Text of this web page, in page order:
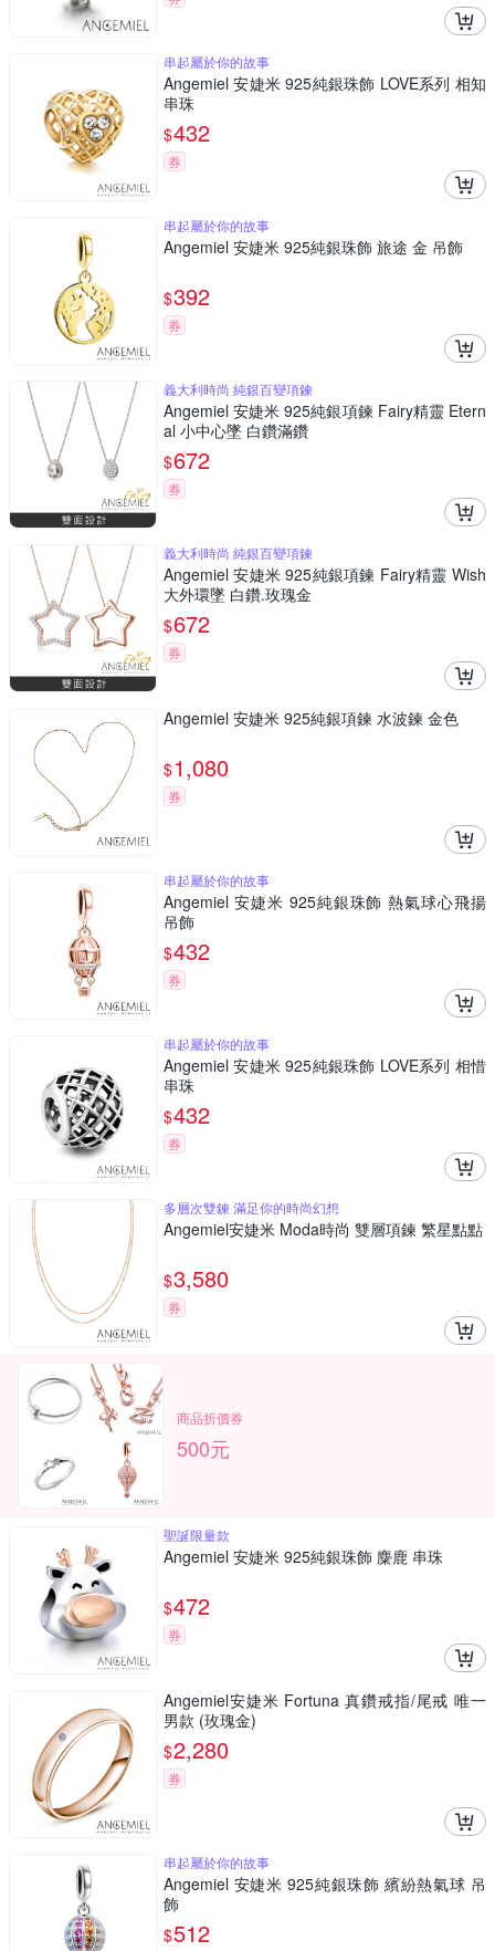
串起屬於你的故事
Angemiel 安婕米 925純銀珠飾 LOVE系列 相知
串珠
$432
券
串起屬於你的故事
Angemiel 安婕米 925純銀珠飾 旅途 金 吊飾
$392
券
義大利時尚 純銀百變項鍊
Angemiel 安婕米 925純銀項鍊 Fairy精靈 Etern
al 小中心墜 白鑽滿鑽
$672
券
義大利時尚 純銀百變項鍊
Angemiel 安婕米 925純銀項鍊 Fairy精靈 Wish
大外環墜 白鑽.玫瑰金
$672
券
Angemiel 安婕米 925純銀項鍊 水波鍊 金色
$1,080
券
串起屬於你的故事
Angemiel 安婕米 925純銀珠飾 熱氣球心飛揚
吊飾
$432
券
串起屬於你的故事
Angemiel 安婕米 925純銀珠飾 LOVE系列 相惜
串珠
$432
券
多層次雙鍊 滿足你的時尚幻想
Angemiel安婕米 Moda時尚 雙層項鍊 繁星點點
$3,580
券
商品折價券
500元
聖誕限量款
Angemiel 安婕米 925純銀珠飾 麋鹿 串珠
$472
券
Angemiel安婕米 Fortuna 真鑽戒指/尾戒 唯一
男款 (玫瑰金)
$2,280
券
串起屬於你的故事
Angemiel 安婕米 925純銀珠飾 繽紛熱氣球 吊
飾
$512